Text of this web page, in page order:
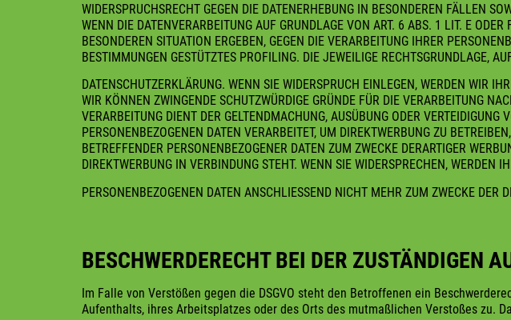
WIDERSPRUCHSRECHT GEGEN DIE DATENERHEBUNG IN BESONDEREN FÄLLEN
WENN DIE DATENVERARBEITUNG AUF GRUNDLAGE VON ART. 6 ABS. 1 LIT. E
BESONDEREN SITUATION ERGEBEN, GEGEN DIE VERARBEITUNG IHRER
BESTIMMUNGEN GESTÜTZTES PROFILING. DIE JEWEILIGE RECHTSGRUNDLAGE,
DATENSCHUTZERKLÄRUNG. WENN SIE WIDERSPRUCH EINLEGEN, WERDEN WIR
WIR KÖNNEN ZWINGENDE SCHUTZWÜRDIGE GRÜNDE FÜR DIE VERARBEITUNG
VERARBEITUNG DIENT DER GELTENDMACHUNG, AUSÜBUNG ODER
PERSONENBEZOGENEN DATEN VERARBEITET, UM DIREKTWERBUNG ZU
BETREFFENDER PERSONENBEZOGENER DATEN ZUM ZWECKE DERARTIGER
DIREKTWERBUNG IN VERBINDUNG STEHT. WENN SIE WIDERSPRECHEN, WERDEN
PERSONENBEZOGENEN DATEN ANSCHLIESSEND NICHT MEHR ZUM ZWECKE
BESCHWERDERECHT BEI DER ZUSTÄNDIGEN
Im Falle von Verstößen gegen die DSGVO steht den Betroffenen ein
Aufenthalts, ihres Arbeitsplatzes oder des Orts des mutmaßlichen Verstoßes zu.